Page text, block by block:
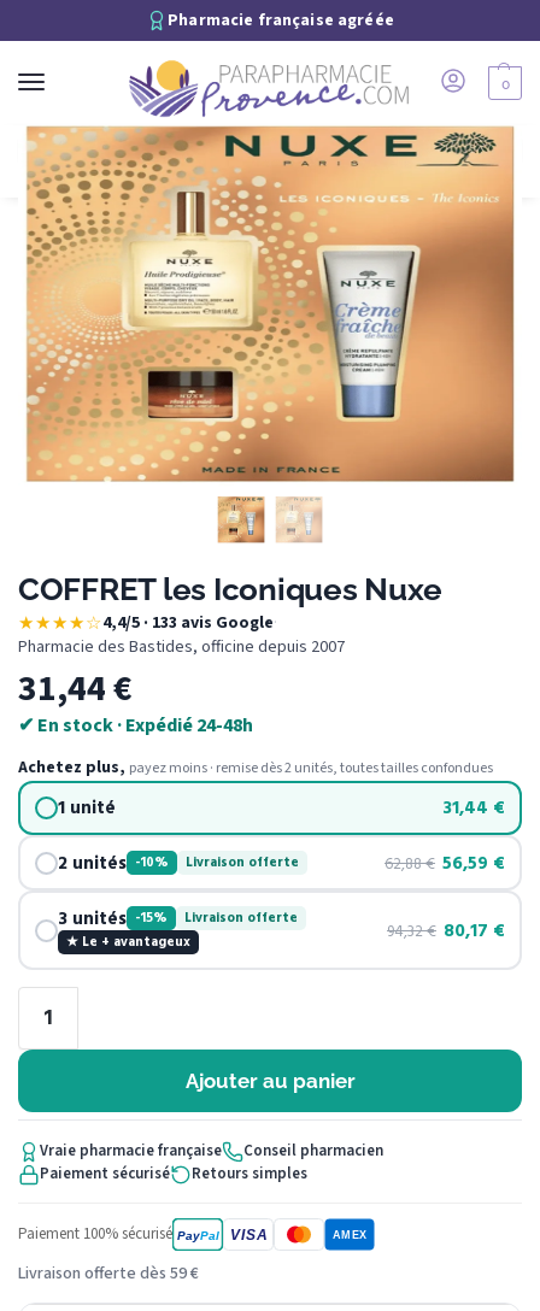
Pharmacie française agréée
Recherche
0
COFFRET les Iconiques Nuxe
★★★★☆4,4/5 · 133 avis Google·
Pharmacie des Bastides, officine depuis 2007
31,44€
✔ En stock · Expédié 24-48h
Achetez plus, payez moins · remise dès 2 unités, toutes tailles confondues
1 unité 31,44 €
2 unités -10% Livraison offerte 62,88€ 56,59 €
3 unités -15%
Livraison offerte
★ Le + avantageux
94,32€ 80,17 €
Ajouter au panier
Vraie pharmacie française
Conseil pharmacien
Paiement sécurisé
Retours simples
Paiement 100% sécurisé PayPal VISA AMEX
Livraison offerte dès 59 €